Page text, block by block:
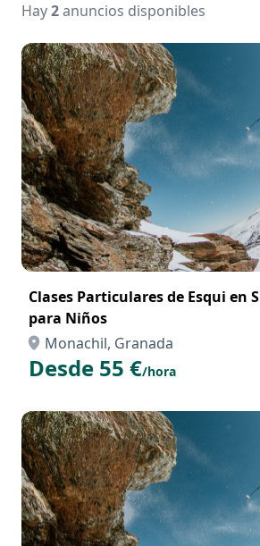
Hay2anuncios disponibles
Clases Particulares de Esqui en
para Niños
Monachil, Granada
Desde 55 €/hora